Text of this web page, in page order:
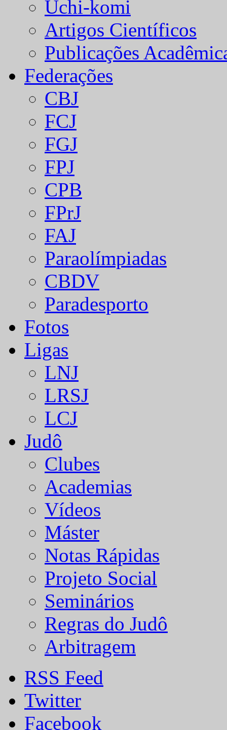
Uchi-komi
Artigos Científicos
Publicações
Federações
CBJ
FCJ
FGJ
FPJ
CPB
FPrJ
FAJ
Paraolímpiadas
CBDV
Paradesporto
Fotos
Ligas
LNJ
LRSJ
LCJ
Judô
Clubes
Academias
Vídeos
Máster
Notas Rápidas
Projeto Social
Seminários
Regras do Judô
Arbitragem
RSS Feed
Twitter
Facebook